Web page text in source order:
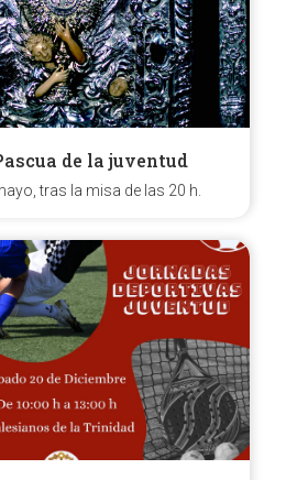
de la juventud
tras la misa de las 20 h.